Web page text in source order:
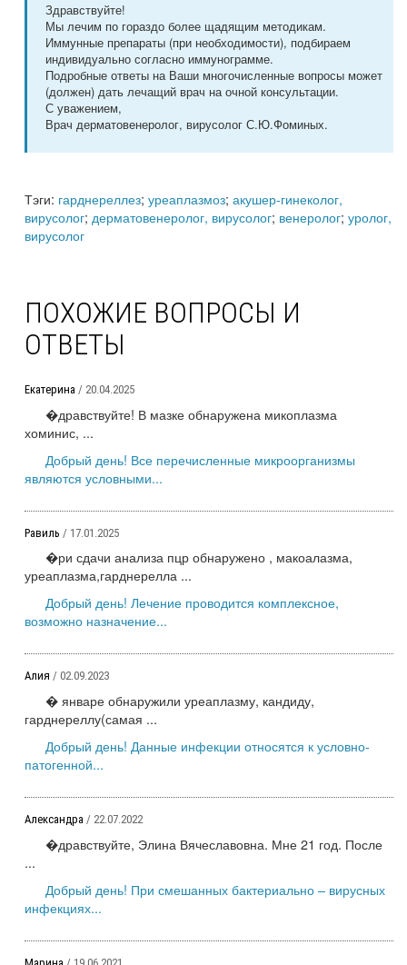
Здравствуйте!
Мы лечим по гораздо более щадящим методикам.
Иммунные препараты (при необходимости), подбираем
индивидуально согласно иммунограмме.
Подробные ответы на Ваши многочисленные вопросы может
(должен) дать лечащий врач на очной консультации.
С уважением,
Врач дерматовенеролог, вирусолог С.Ю.Фоминых.
Тэги: гарднереллез; уреаплазмоз; акушер-гинеколог,
вирусолог; дерматовенеролог, вирусолог; венеролог; уролог,
вирусолог
ПОХОЖИЕ ВОПРОСЫ И
ОТВЕТЫ
Екатерина / 20.04.2025
�дравствуйте! В мазке обнаружена микоплазма
хоминис, ...
Добрый день! Все перечисленные микроорганизмы
являются условными...
Равиль / 17.01.2025
�ри сдачи анализа пцр обнаружено , макоалазма,
уреаплазма,гарднерелла ...
Добрый день! Лечение проводится комплексное,
возможно назначение...
Алия / 02.09.2023
� январе обнаружили уреаплазму, кандиду,
гарднереллу(самая ...
Добрый день! Данные инфекции относятся к условно-
патогенной...
Александра / 22.07.2022
�дравствуйте, Элина Вячеславовна. Мне 21 год. После
...
Добрый день! При смешанных бактериально – вирусных
инфекциях...